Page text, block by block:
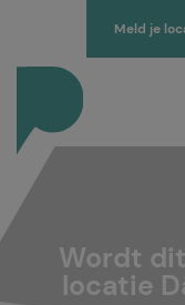
Meld je
Wordt
locatie